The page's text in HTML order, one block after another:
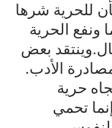
للحرية شرها
ونفع الحرية
بعض
الأدب.
حرية
تحمي